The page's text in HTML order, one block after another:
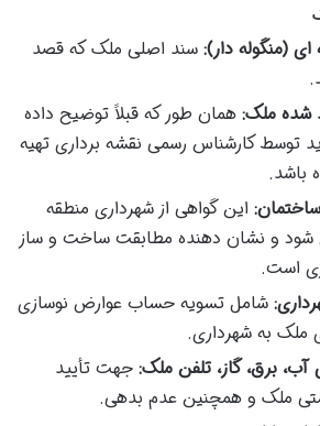
(منگوله دار): سند اصلی ملک که قصد
همان طور که قبلاً توضیح داده
توسط کارشناس رسمی نقشه برداری تهیه
باشد.
این گواهی از شهرداری منطقه
شود و نشان دهنده مطابقت ساخت و ساز
است.
شامل تسویه حساب عوارض نوسازی
ملک به شهرداری.
برق، گاز، تلفن ملک: جهت تأیید
ملک و همچنین عدم بدهی.